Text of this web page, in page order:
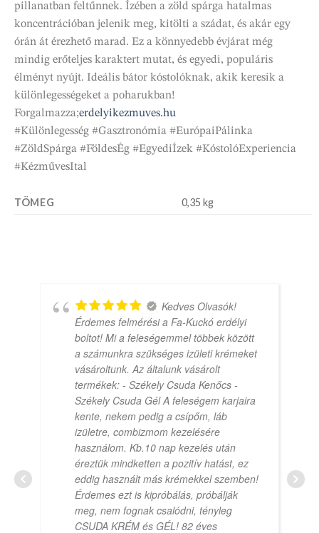
pillanatban feltűnnek. Ízében a zöld spárga hatalmas
koncentrációban jelenik meg, kitölti a szádat, és akár egy
órán át érezhető marad. Ez a könnyedebb évjárat még
mindig erőteljes karaktert mutat, és egyedi, populáris
élményt nyújt. Ideális bátor kóstolóknak, akik keresik a
különlegességeket a poharukban!
Forgalmazza;erdelyikezmuves.hu
#Különlegesség #Gasztronómia #EurópaiPálinka
#ZöldSpárga #FöldesÉg #EgyediÍzek #KóstolóExperiencia
#KézművesItal
TÖMEG 0,35 kg
Kedves Olvasók!
Érdemes felmérési a Fa-Kuckó erdélyi
boltot! Mi a feleségemmel többek között
a számunkra szükséges izületi krémeket
vásároltunk. Az általunk vásárolt
termékek: - Székely Csuda Kenőcs -
Székely Csuda Gél A feleségem karjaira
kente, nekem pedig a csípőm, láb
izületre, combizmom kezelésére
használom. Kb.10 nap kezelés után
éreztük mindketten a pozitív hatást, ez
eddig használt más krémekkel szemben!
Érdemes ezt is kipróbálás, próbálják
meg, nem fognak csalódni, tényleg
CSUDA KRÉM és GÉL! 82 éves